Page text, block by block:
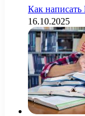
Как
16.10.2025